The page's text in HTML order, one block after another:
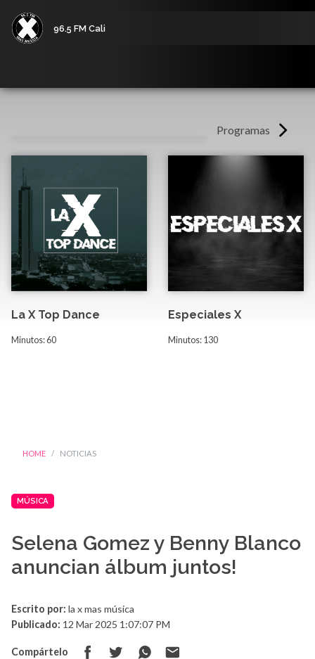
96.5 FM Cali
Programas
La X Top Dance
Minutos: 60
Especiales X
Minutos: 130
HOME NOTICIAS
MÚSICA
Selena Gomez y Benny Blanco
anuncian álbum juntos!
Escrito por: la x mas música
Publicado: 12 Mar 2025 1:07:07 PM
Compártelo